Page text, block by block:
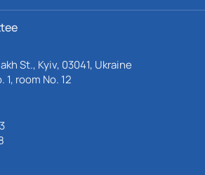
St., Kyiv, 03041, Ukraine
room No. 12